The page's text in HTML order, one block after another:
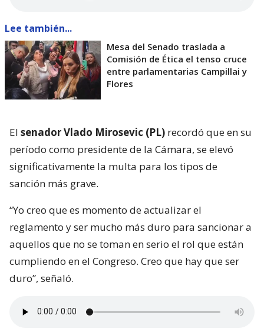
Lee también...
Mesa del Senado traslada a
Comisión de Ética el tenso cruce
entre parlamentarias Campillai y
Flores
El senador Vlado Mirosevic (PL) recordó que en su
período como presidente de la Cámara, se elevó
significativamente la multa para los tipos de
sanción más grave.
“Yo creo que es momento de actualizar el
reglamento y ser mucho más duro para sancionar a
aquellos que no se toman en serio el rol que están
cumpliendo en el Congreso. Creo que hay que ser
duro”, señaló.